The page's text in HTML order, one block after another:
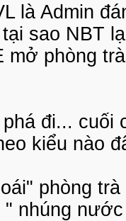
là Admin
sao NBT
mở phòng
đi... cuối
kiểu nào
phòng
nhúng